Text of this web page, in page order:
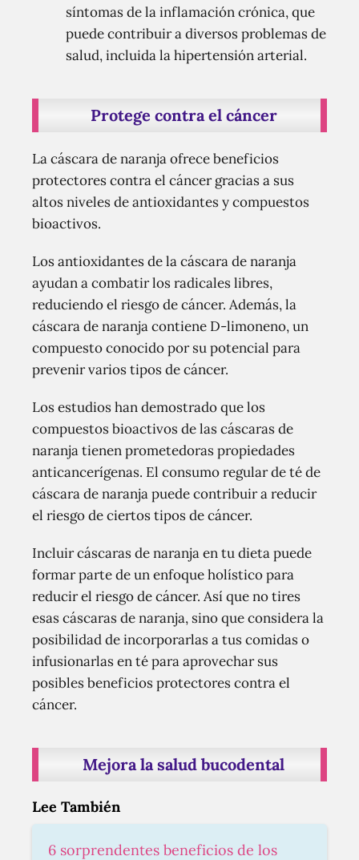
síntomas de la inflamación crónica, que
puede contribuir a diversos problemas de
salud, incluida la hipertensión arterial.
Protege contra el cáncer
La cáscara de naranja ofrece beneficios
protectores contra el cáncer gracias a sus
altos niveles de antioxidantes y compuestos
bioactivos.
Los antioxidantes de la cáscara de naranja
ayudan a combatir los radicales libres,
reduciendo el riesgo de cáncer. Además, la
cáscara de naranja contiene D-limoneno, un
compuesto conocido por su potencial para
prevenir varios tipos de cáncer.
Los estudios han demostrado que los
compuestos bioactivos de las cáscaras de
naranja tienen prometedoras propiedades
anticancerígenas. El consumo regular de té de
cáscara de naranja puede contribuir a reducir
el riesgo de ciertos tipos de cáncer.
Incluir cáscaras de naranja en tu dieta puede
formar parte de un enfoque holístico para
reducir el riesgo de cáncer. Así que no tires
esas cáscaras de naranja, sino que considera la
posibilidad de incorporarlas a tus comidas o
infusionarlas en té para aprovechar sus
posibles beneficios protectores contra el
cáncer.
Mejora la salud bucodental
Lee También
6 sorprendentes beneficios de los